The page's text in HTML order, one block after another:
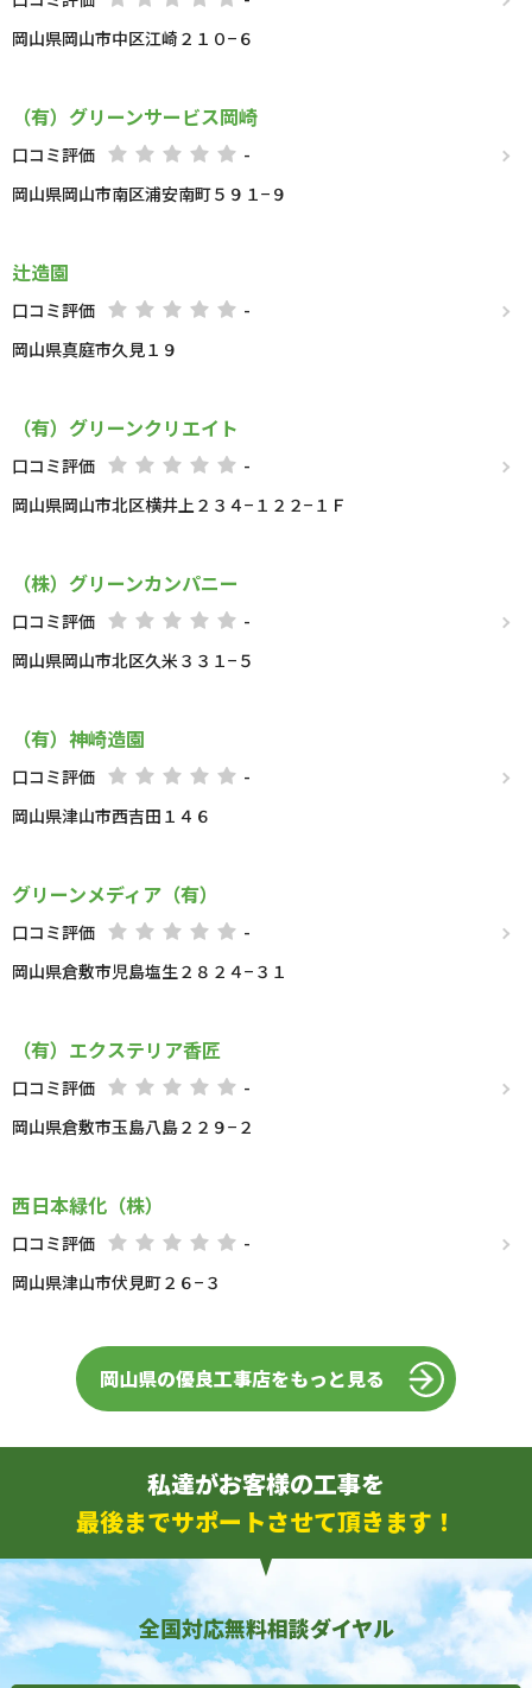
岡山県岡山市中区江崎２１０−６
（有）グリーンサービス岡崎
口コミ評価
-
岡山県岡山市南区浦安南町５９１−９
辻造園
口コミ評価
-
岡山県真庭市久見１９
（有）グリーンクリエイト
口コミ評価
-
岡山県岡山市北区横井上２３４−１２２−１Ｆ
（株）グリーンカンパニー
口コミ評価
-
岡山県岡山市北区久米３３１−５
（有）神崎造園
口コミ評価
-
岡山県津山市西吉田１４６
グリーンメディア（有）
口コミ評価
-
岡山県倉敷市児島塩生２８２４−３１
（有）エクステリア香匠
口コミ評価
-
岡山県倉敷市玉島八島２２９−２
西日本緑化（株）
口コミ評価
-
岡山県津山市伏見町２６−３
岡山県の優良工事店をもっと見る
私達がお客様の工事を
最後までサポートさせて頂きます！
全国対応無料相談ダイヤル